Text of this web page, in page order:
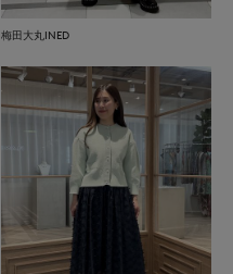
梅田大丸INED